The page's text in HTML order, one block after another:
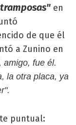
en
de que él
a Zunino en
amigo, fue él.
la otra placa, ya
puntual: